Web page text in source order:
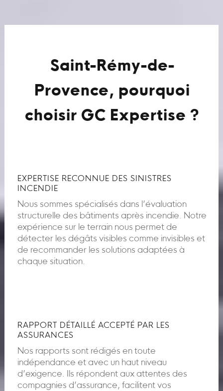
Saint-Rémy-de-
Provence, pourquoi
choisir GC Expertise ?
EXPERTISE RECONNUE DES SINISTRES
INCENDIE
Nous sommes spécialisés dans l’évaluation
structurelle des bâtiments après incendie. Notre
expérience sur le terrain nous permet de
détecter les dégâts visibles comme invisibles et
de recommander les solutions adaptées à
chaque situation.
RAPPORT DÉTAILLÉ ACCEPTÉ PAR LES
ASSURANCES
Nos rapports sont rédigés en toute
indépendance et avec un haut niveau
d’exigence. Ils répondent aux attentes des
compagnies d’assurance, facilitent vos